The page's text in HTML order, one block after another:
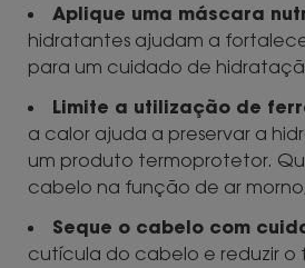
Aplique uma máscara
hidratantes ajudam a
para um cuidado de
Limite a utilização de
a calor ajuda a preservar a
um produto termoprotetor.
cabelo na função de ar
Seque o cabelo com
cutícula do cabelo e reduzir o